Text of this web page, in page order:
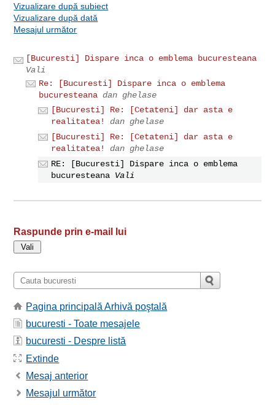
Vizualizare după subiect
Vizualizare după dată
Mesajul următor
[Bucuresti] Dispare inca o emblema bucuresteana
Vali
Re: [Bucuresti] Dispare inca o emblema
bucuresteana dan ghelase
[Bucuresti] Re: [Cetateni] dar asta e
realitatea!
dan ghelase
[Bucuresti] Re: [Cetateni] dar asta e
realitatea!
dan ghelase
RE: [Bucuresti] Dispare inca o emblema
bucuresteana Vali
Raspunde prin e-mail lui
Pagina principală Arhivă poştală
bucuresti - Toate mesajele
bucuresti - Despre listă
Extinde
Mesaj anterior
Mesajul următor